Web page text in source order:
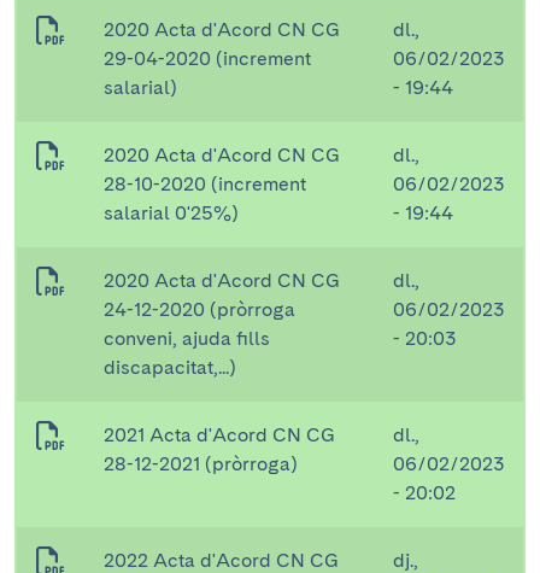
2020 Acta d'Acord CN CG
29-04-2020 (increment
salarial)
dl.,
06/02/2023
- 19:44
2020 Acta d'Acord CN CG
28-10-2020 (increment
salarial 0'25%)
dl.,
06/02/2023
- 19:44
2020 Acta d'Acord CN CG
24-12-2020 (pròrroga
conveni, ajuda fills
discapacitat,...)
dl.,
06/02/2023
- 20:03
2021 Acta d'Acord CN CG
28-12-2021 (pròrroga)
dl.,
06/02/2023
- 20:02
2022 Acta d'Acord CN CG
dj.,